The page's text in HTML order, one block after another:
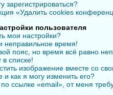
зарегистрироваться?
«Удалить cookies
пользователя
мои настройки?
неправильное время!
пояс, но время всё равно
списке!
изображение вместе со
и как я могу изменить его?
ссылке «email», от меня